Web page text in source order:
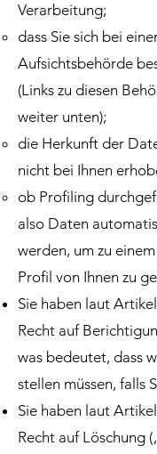
Verarbeitung;
dass Sie sich bei
Aufsichtsbehörde
(Links zu diesen
weiter unten);
die Herkunft der
nicht bei Ihnen
ob Profiling
also Daten
werden, um zu
Profil von Ihnen zu
Sie haben laut
Recht auf
was bedeutet, dass
stellen müssen, falls
Sie haben laut
Recht auf Löschung